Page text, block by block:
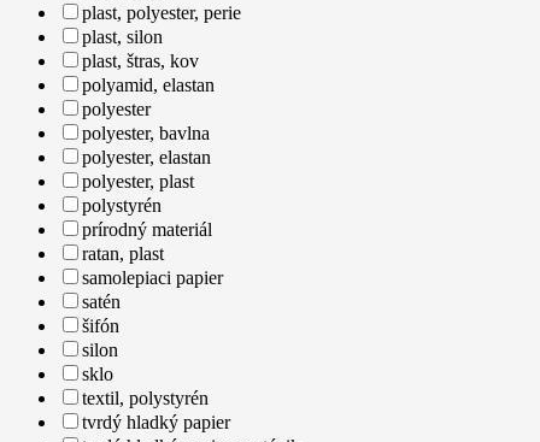
plast, polyester, perie
plast, silon
plast, štras, kov
polyamid, elastan
polyester
polyester, bavlna
polyester, elastan
polyester, plast
polystyrén
prírodný materiál
ratan, plast
samolepiaci papier
satén
šifón
silon
sklo
textil, polystyrén
tvrdý hladký papier